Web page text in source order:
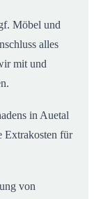
Möbel und
alles
mit und
in Auetal
Extrakosten für
von